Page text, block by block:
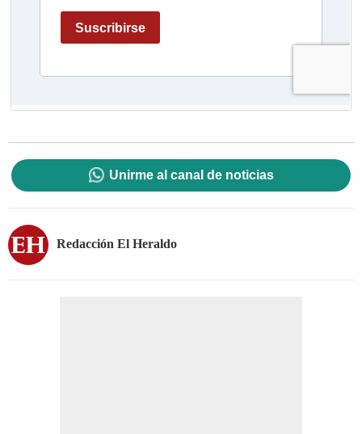
Unirme al canal de noticias
Redacción El Heraldo